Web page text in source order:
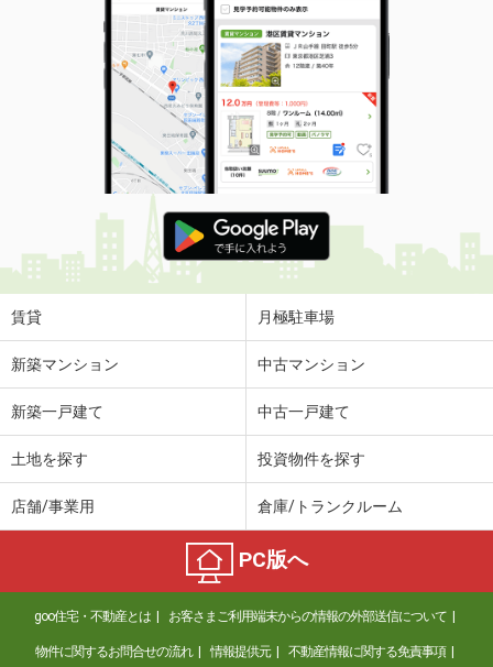
賃貸 月極駐車場
新築マンション 中古マンション
新築一戸建て 中古一戸建て
土地を探す 投資物件を探す
店舗/事業用 倉庫/トランクルーム
PC版へ
goo住宅・不動産とは お客さまご利用端末からの情報の外部送信について
物件に関するお問合せの流れ 情報提供元 不動産情報に関する免責事項